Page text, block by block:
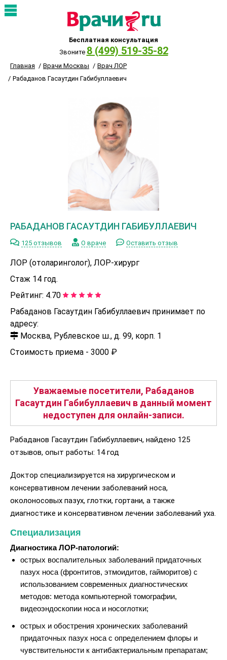
Бесплатная консультация
Звоните 8 (499) 519-35-82
Главная Врачи Москвы
Врач ЛОР
Рабаданов Гасаутдин Габибуллаевич
РАБАДАНОВ ГАСАУТДИН ГАБИБУЛЛАЕВИЧ
125 отзывов О враче Оставить отзыв
ЛОР (отоларинголог), ЛОР-хирург
Стаж 14 год.
Рейтинг: 4.70
Рабаданов Гасаутдин Габибуллаевич принимает по
адресу:
Москва, Рублевское ш., д. 99, корп. 1
Стоимость приема - 3000 ₽
Уважаемые посетители, Рабаданов
Гасаутдин Габибуллаевич в данный момент
недоступен для онлайн-записи.
Рабаданов Гасаутдин Габибуллаевич, найдено 125
отзывов, опыт работы: 14 год
Доктор специализируется на хирургическом и
консервативном лечении заболеваний носа,
околоносовых пазух, глотки, гортани, а также
диагностике и консервативном лечении заболеваний уха.
Специализация
Диагностика ЛОР-патологий:
острых воспалительных заболеваний придаточных
пазух носа (фронтитов, этмоидитов, гайморитов) с
использованием современных диагностических
методов: метода компьютерной томографии,
видеоэндоскопии носа и носоглотки;
острых и обострения хронических заболеваний
придаточных пазух носа с определением флоры и
чувствительности к антибактериальным препаратам;